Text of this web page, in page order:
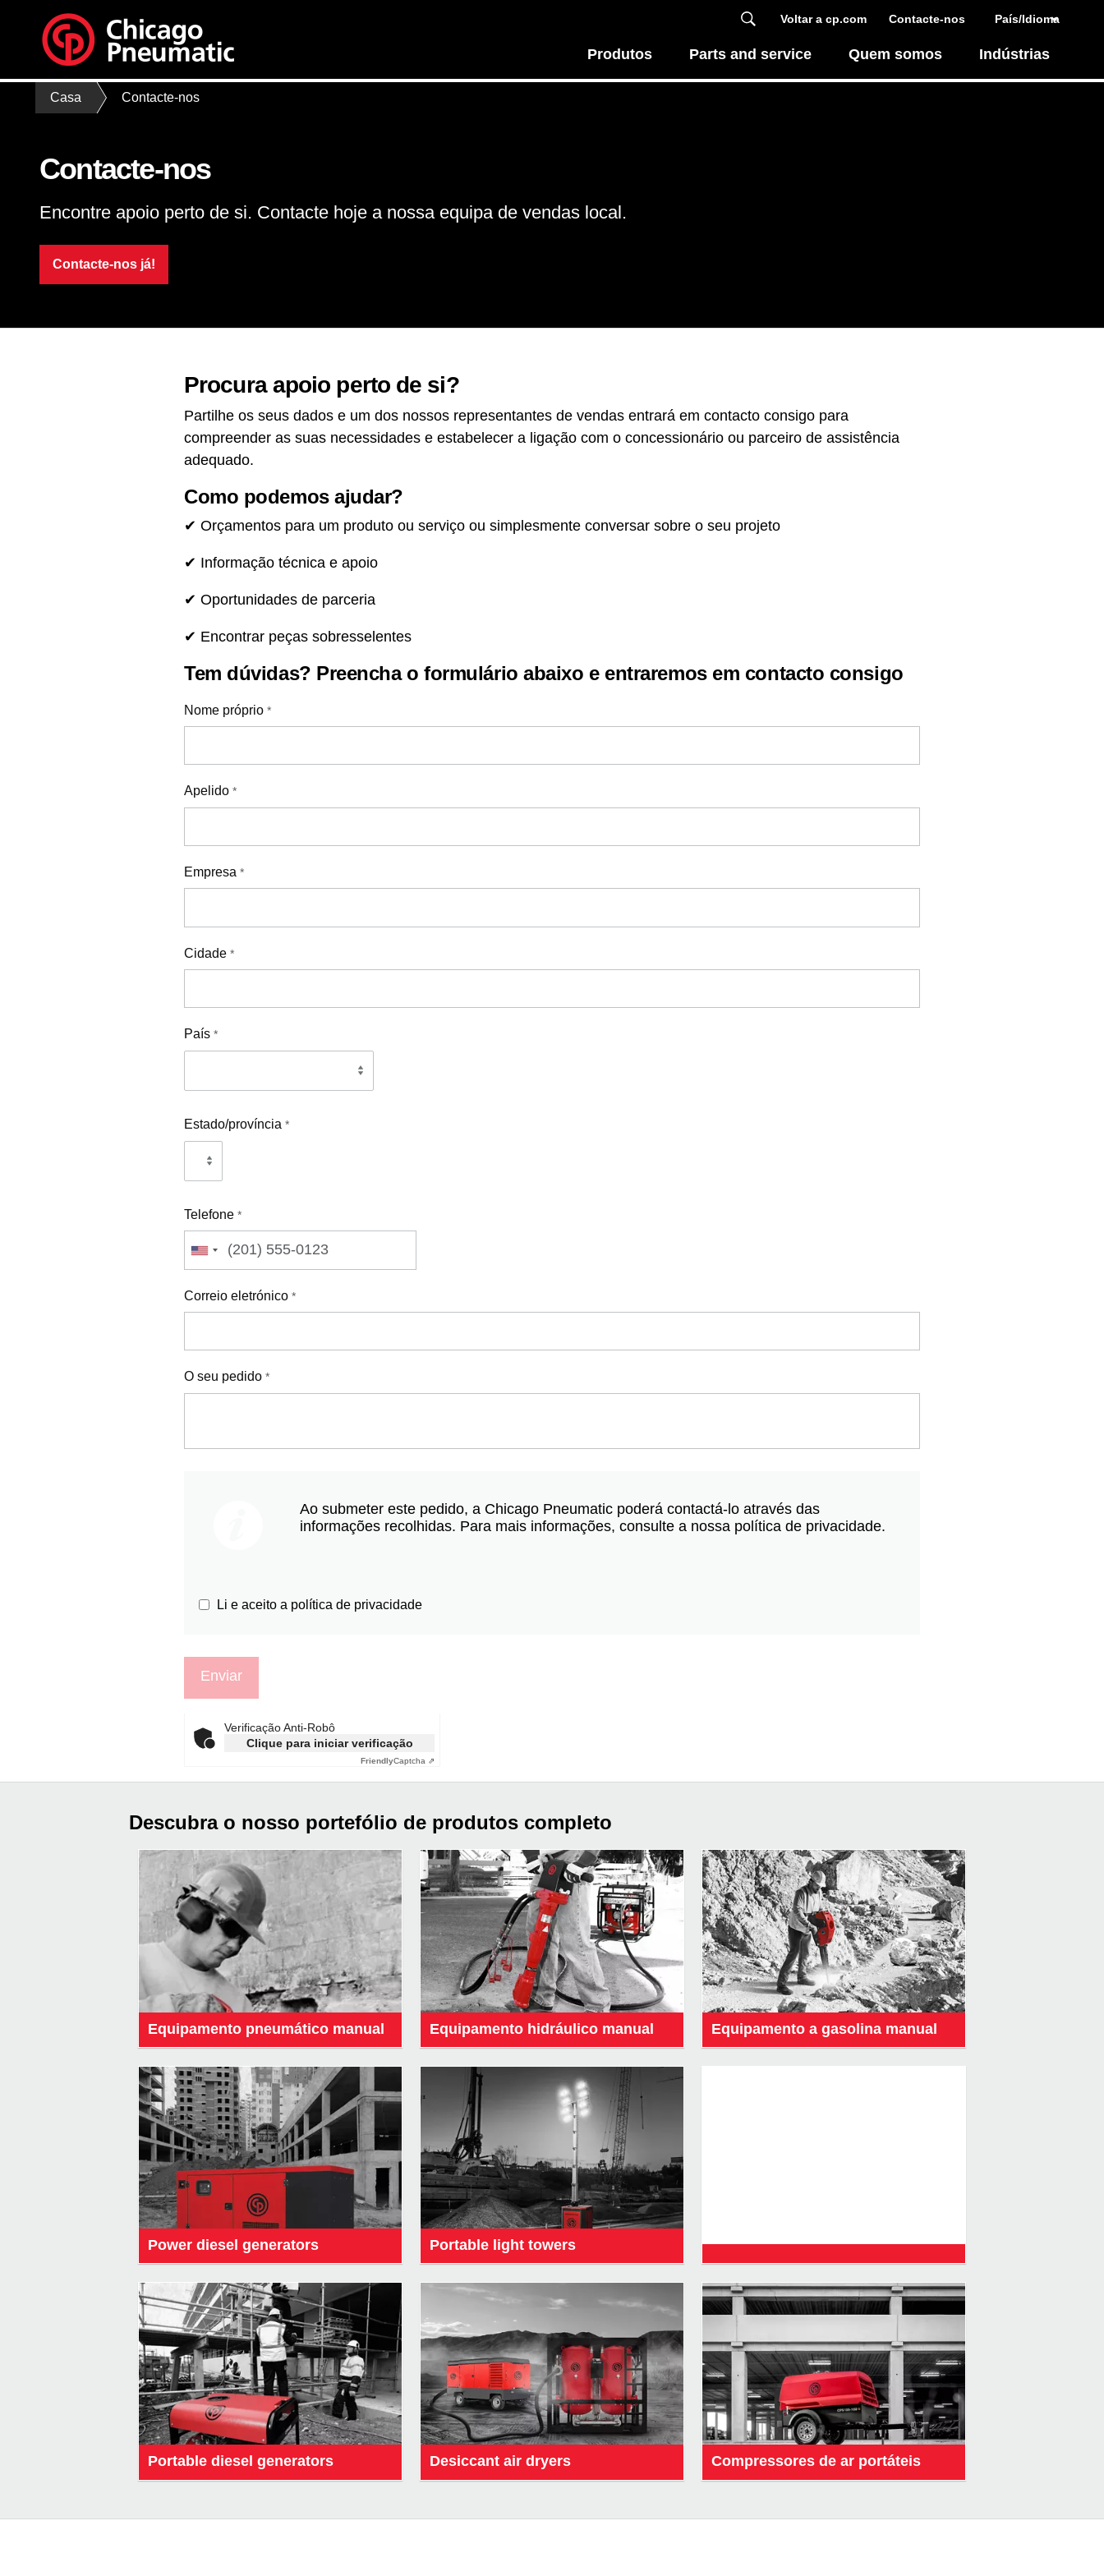
País/Idioma
Voltar a cp.com Contacte-nos
Produtos Parts and service Quem somos Indústrias
Casa Contacte-nos
Contacte-nos
Encontre apoio perto de si. Contacte hoje a nossa equipa de vendas local.
Contacte-nos já!
Procura apoio perto de si?
Partilhe os seus dados e um dos nossos representantes de vendas entrará em contacto consigo para
compreender as suas necessidades e estabelecer a ligação com o concessionário ou parceiro de assistência
adequado.
Como podemos ajudar?
✔ Orçamentos para um produto ou serviço ou simplesmente conversar sobre o seu projeto
✔ Informação técnica e apoio
✔ Oportunidades de parceria
✔ Encontrar peças sobresselentes
Tem dúvidas? Preencha o formulário abaixo e entraremos em contacto consigo
Nome próprio *
Apelido *
Empresa *
Cidade *
País *
Estado/província *
Telefone *
Correio eletrónico *
O seu pedido *
Ao submeter este pedido, a Chicago Pneumatic poderá contactá-lo através das
informações recolhidas. Para mais informações, consulte a nossa política de privacidade.
Li e aceito a política de privacidade
Verificação Anti-Robô
Clique para iniciar verificação
FriendlyCaptcha ⇗
Descubra o nosso portefólio de produtos completo
Equipamento pneumático manual Equipamento hidráulico manual Equipamento a gasolina manual
Power diesel generators Portable light towers
Portable diesel generators Desiccant air dryers Compressores de ar portáteis